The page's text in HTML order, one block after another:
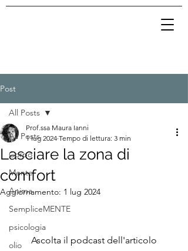
Post
All Posts
Corpo
Mente
Anima
SempliceMENTE
psicologia
olio
All Posts
Lasciare la zona di
comfort
Prof.ssa Maura Ianni
1 lug 2024 Tempo di lettura: 3 min
Aggiornamento: 1 lug 2024
Ascolta il podcast dell'articolo